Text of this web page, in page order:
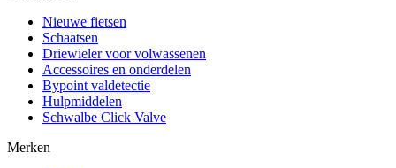
Nieuwe fietsen
Schaatsen
Driewieler voor volwassenen
Accessoires en onderdelen
Bypoint valdetectie
Hulpmiddelen
Schwalbe Click Valve
Merken